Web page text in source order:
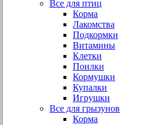
Все для птиц
Корма
Лакомства
Подкормки
Витамины
Клетки
Поилки
Кормушки
Купалки
Игрушки
Все для грызунов
Корма